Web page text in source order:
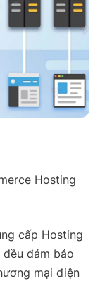
Hosting
cấp Hosting
đảm bảo
mại điện